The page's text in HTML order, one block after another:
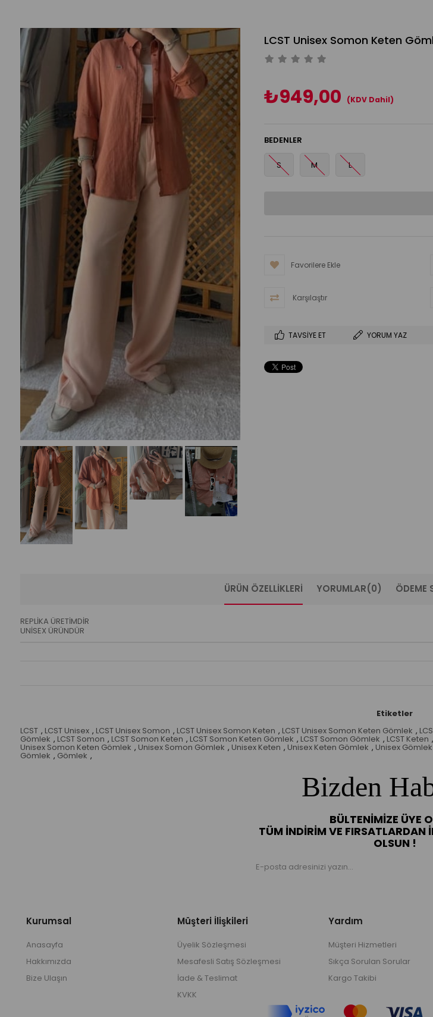
LCST Unisex Somon Keten
₺949,00 (KDV Dahil)
BEDENLER
S M L
Favorilere Ekle
Karşılaştır
TAVSIYE ET YORUM YAZ
ÜRÜN ÖZELLIKLERI YORUMLAR(0) ÖDEME
REPLİKA ÜRETİMDİR
UNİSEX ÜRÜNDÜR
Etiketler
LCST , LCST Unisex , LCST Unisex Somon , LCST Unisex Somon Keten , LCST Unisex Somon Keten Gömlek ,
Gömlek , LCST Somon , LCST Somon Keten , LCST Somon Keten Gömlek , LCST Somon Gömlek , LCST Keten ,
Unisex Somon Keten Gömlek , Unisex Somon Gömlek , Unisex Keten , Unisex Keten Gömlek , Unisex Gömlek
Gömlek , Gömlek ,
Bizden
BÜLTENIMIZE ÜYE
TÜM İNDIRIM VE FIRSATLARDAN
OLSUN !
Kurumsal
Anasayfa
Hakkımızda
Bize Ulaşın
Müşteri İlişkileri
Üyelik Sözleşmesi
Mesafesli Satış Sözleşmesi
İade & Teslimat
KVKK
Yardım
Müşteri Hizmetleri
Sıkça Sorulan Sorular
Kargo Takibi